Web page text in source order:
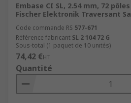
Embase CI SL, 2.54 mm, 72
Fischer Elektronik Traversant
Code commande RS 577-671
Référence fabricant SL 2 104 72 G
Sous-total (1 paquet de 10 unités)
74,42 €HT
Quantité